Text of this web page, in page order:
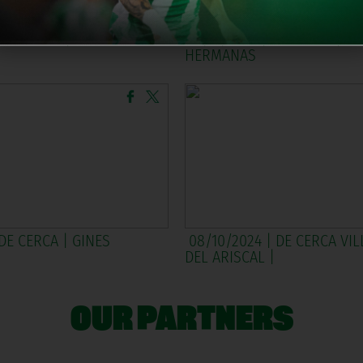
CERCA | TOCINA Y LOS
HERMANAS
CERCA | GINES
08/10/2024 | DE CERCA
DEL ARISCAL |
OUR PARTNERS